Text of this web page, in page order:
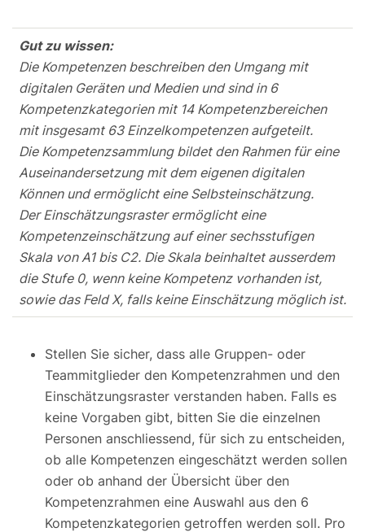
Gut zu wissen:
Die Kompetenzen beschreiben den Umgang mit
digitalen Geräten und Medien und sind in 6
Kompetenzkategorien mit 14 Kompetenzbereichen
mit insgesamt 63 Einzelkompetenzen aufgeteilt.
Die Kompetenzsammlung bildet den Rahmen für eine
Auseinandersetzung mit dem eigenen digitalen
Können und ermöglicht eine Selbsteinschätzung.
Der Einschätzungsraster ermöglicht eine
Kompetenzeinschätzung auf einer sechsstufigen
Skala von A1 bis C2. Die Skala beinhaltet ausserdem
die Stufe 0, wenn keine Kompetenz vorhanden ist,
sowie das Feld X, falls keine Einschätzung möglich ist.
Stellen Sie sicher, dass alle Gruppen- oder
Teammitglieder den Kompetenzrahmen und den
Einschätzungsraster verstanden haben. Falls es
keine Vorgaben gibt, bitten Sie die einzelnen
Personen anschliessend, für sich zu entscheiden,
ob alle Kompetenzen eingeschätzt werden sollen
oder ob anhand der Übersicht über den
Kompetenzrahmen eine Auswahl aus den 6
Kompetenzkategorien getroffen werden soll. Pro